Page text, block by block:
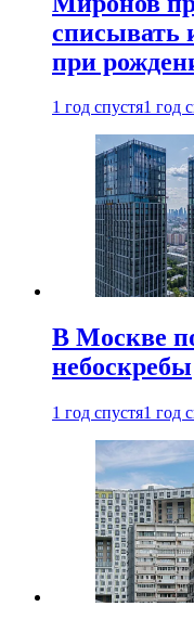
списывать
при
1 год спустя1 год
В Москве
небоскребы
1 год спустя1 год